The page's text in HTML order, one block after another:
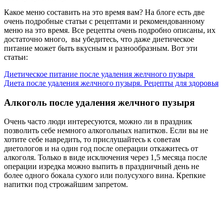
Какое меню составить на это время вам? На блоге есть две
очень подробные статьи с рецептами и рекомендованному
меню на это время. Все рецепты очень подробно описаны, их
достаточно много, вы убедитесь, что даже диетическое
питание может быть вкусным и разнообразным. Вот эти
статьи:
Диетическое питание после удаления желчного пузыря
Диета после удаления желчного пузыря. Рецепты для здоровья
Алкоголь после удаления желчного пузыря
Очень часто люди интересуются, можно ли в праздник
позволить себе немного алкогольных напитков. Если вы не
хотите себе навредить, то прислушайтесь к советам
диетологов и на один год после операции откажитесь от
алкоголя. Только в виде исключения через 1,5 месяца после
операции изредка можно выпить в праздничный день не
более одного бокала сухого или полусухого вина. Крепкие
напитки под строжайшим запретом.